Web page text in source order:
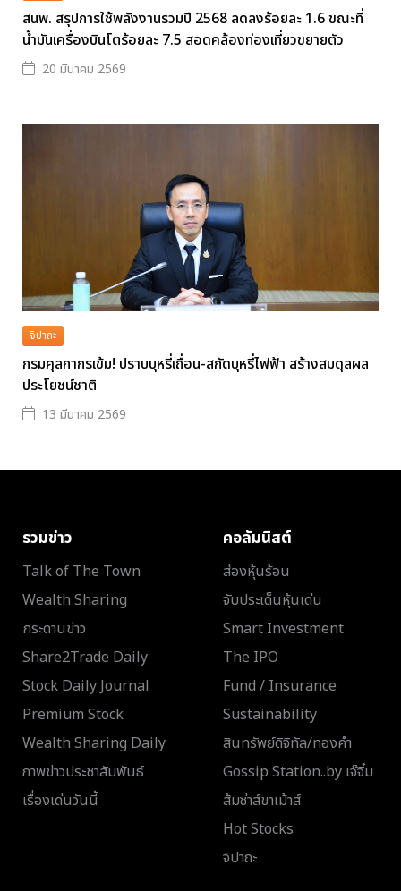
สนพ. สรุปการใช้พลังงานรวมปี 2568 ลดลงร้อยละ 1.6 ขณะที่
น้ำมันเครื่องบินโตร้อยละ 7.5 สอดคล้องท่องเที่ยวขยายตัว
20 มีนาคม 2569
จิปาถะ
กรมศุลกากรเข้ม! ปราบบุหรี่เถื่อน-สกัดบุหรี่ไฟฟ้า สร้างสมดุลผล
ประโยชน์ชาติ
13 มีนาคม 2569
รวมข่าว
Talk of The Town
Wealth Sharing
กระดานข่าว
Share2Trade Daily
Stock Daily Journal
Premium Stock
Wealth Sharing Daily
ภาพข่าวประชาสัมพันธ์
เรื่องเด่นวันนี้
คอลัมนิสต์
ส่องหุ้นร้อน
จับประเด็นหุ้นเด่น
Smart Investment
The IPO
Fund / Insurance
Sustainability
สินทรัพย์ดิจิทัล/ทองคำ
Gossip Station..by เจ๊จิ๋ม
ส้มซ่าส์ขาเม้าส์
Hot Stocks
จิปาถะ